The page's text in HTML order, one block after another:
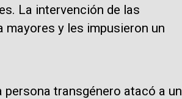
La intervención de las
mayores y les impusieron un
transgénero atacó a un